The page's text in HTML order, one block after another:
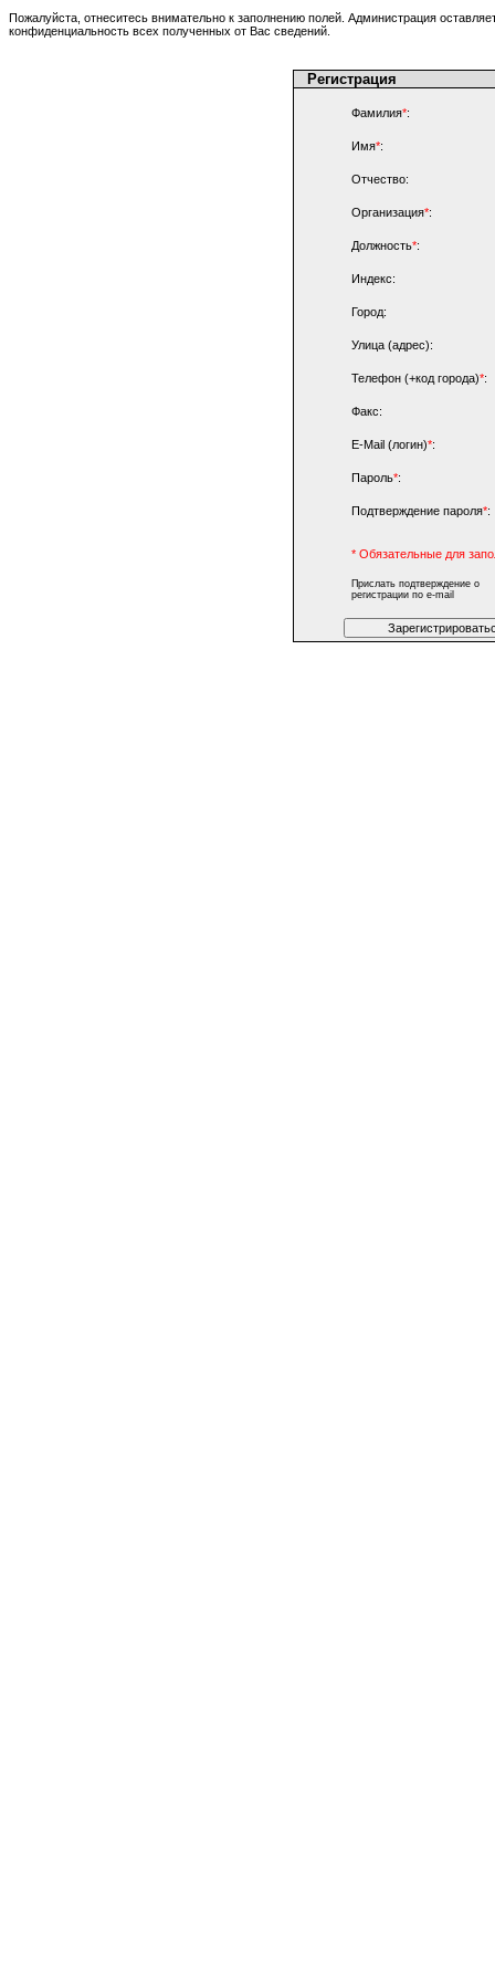
Пожалуйста, отнеситесь внимательно к заполнению полей. Администрация
конфиденциальность всех полученных от Вас сведений.
Регистрация
Фамилия*:
Имя*:
Отчество:
Организация*:
Должность*:
Индекс:
Город:
Улица (адрес):
Телефон (+код города)*:
Факс:
E-Mail (логин)*:
Пароль*:
Подтверждение пароля*:
* Обязательные для
Прислать подтверждение о
регистрации по e-mail